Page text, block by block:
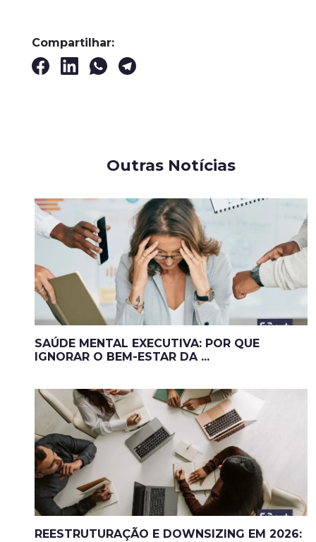
Compartilhar:
Outras Notícias
SAÚDE MENTAL EXECUTIVA: POR QUE
IGNORAR O BEM-ESTAR DA ...
REESTRUTURAÇÃO E DOWNSIZING EM 2026: